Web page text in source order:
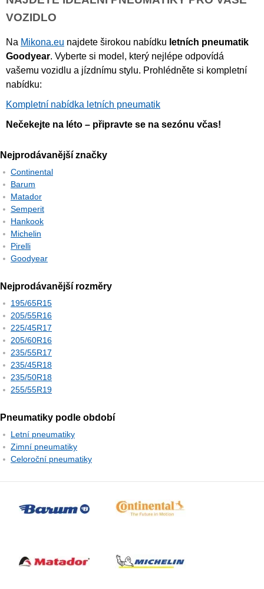
VOZIDLO
Na Mikona.eu najdete širokou nabídku letních pneumatik
Goodyear. Vyberte si model, který nejlépe odpovídá
vašemu vozidlu a jízdnímu stylu. Prohlédněte si kompletní
nabídku:
Kompletní nabídka letních pneumatik
Nečekejte na léto – připravte se na sezónu včas!
Nejprodávanější značky
Continental
Barum
Matador
Semperit
Hankook
Michelin
Pirelli
Goodyear
Nejprodávanější rozměry
195/65R15
205/55R16
225/45R17
205/60R16
235/55R17
235/45R18
235/50R18
255/55R19
Pneumatiky podle období
Letní pneumatiky
Zimní pneumatiky
Celoroční pneumatiky